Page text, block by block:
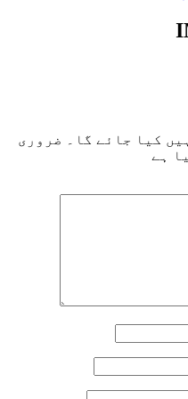
کیا جائے گا۔
ضروری
ہے